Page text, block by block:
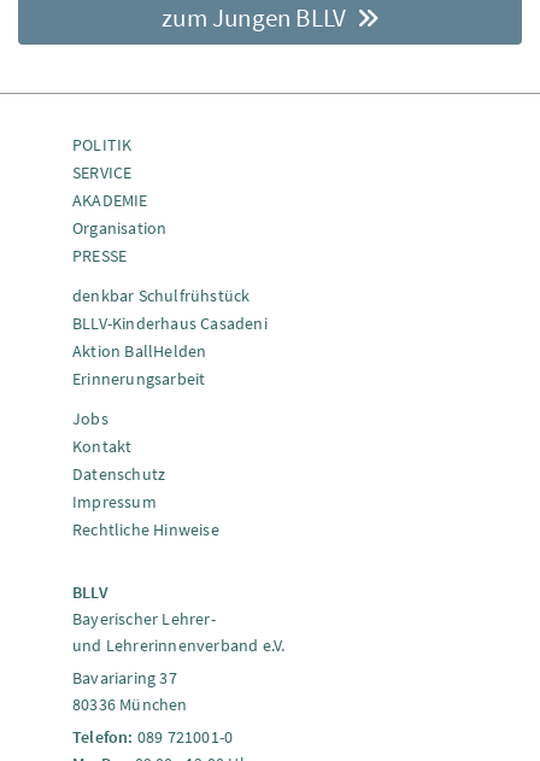
zum Jungen BLLV
POLITIK
SERVICE
AKADEMIE
Organisation
PRESSE
denkbar Schulfrühstück
BLLV-Kinderhaus Casadeni
Aktion BallHelden
Erinnerungsarbeit
Jobs
Kontakt
Datenschutz
Impressum
Rechtliche Hinweise
BLLV
Bayerischer Lehrer-
und Lehrerinnenverband e.V.
Bavariaring 37
80336 München
Telefon: 089 721001-0